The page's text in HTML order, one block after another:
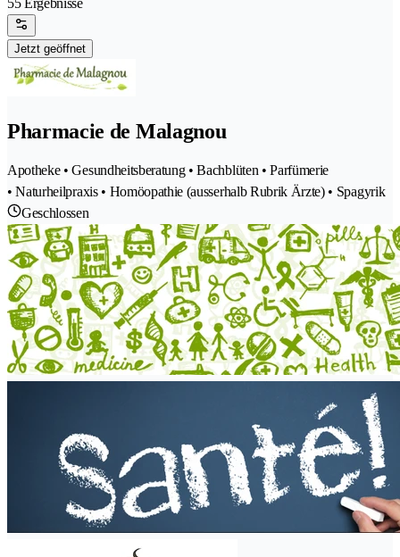
55 Ergebnisse
Jetzt geöffnet
Pharmacie de Malagnou
Apotheke • Gesundheitsberatung • Bachblüten • Parfümerie
• Naturheilpraxis • Homöopathie (ausserhalb Rubrik Ärzte) • Spagyrik
Geschlossen